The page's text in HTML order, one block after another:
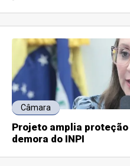
Câmara
Projeto amplia
demora do INPI